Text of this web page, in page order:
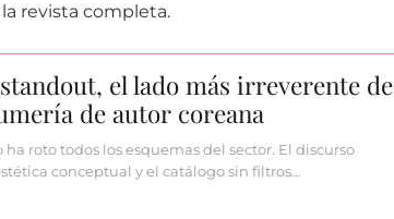
revista completa.
el lado más irreverente de
de autor coreana
ha roto todos los esquemas del sector. El discurso
conceptual y el catálogo sin filtros…